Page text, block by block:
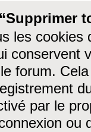
les cookies
conservent
forum.
par le
ou